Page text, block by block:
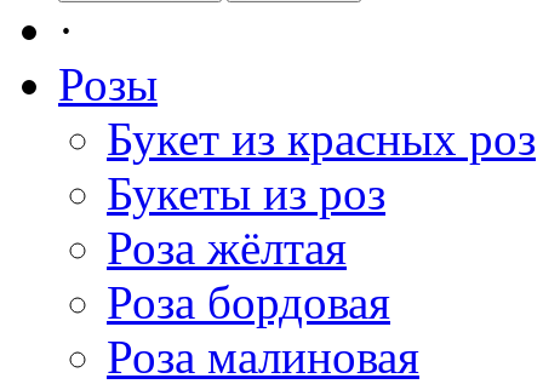
·
Розы
Букет из красных роз
Букеты из роз
Роза жёлтая
Роза бордовая
Роза малиновая